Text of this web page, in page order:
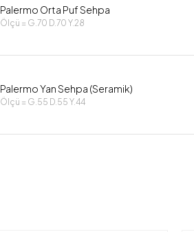
Palermo Orta Puf Sehpa
Ölçü = G.70 D.70 Y.28
Palermo Yan Sehpa (Seramik)
Ölçü = G.55 D.55 Y.44